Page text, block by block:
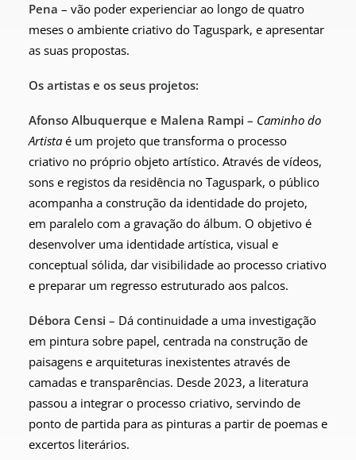
Pena – vão poder experienciar ao longo de quatro
meses o ambiente criativo do Taguspark, e apresentar
as suas propostas.
Os artistas e os seus projetos:
Afonso Albuquerque e Malena Rampi – Caminho do
Artista é um projeto que transforma o processo
criativo no próprio objeto artístico. Através de vídeos,
sons e registos da residência no Taguspark, o público
acompanha a construção da identidade do projeto,
em paralelo com a gravação do álbum. O objetivo é
desenvolver uma identidade artística, visual e
conceptual sólida, dar visibilidade ao processo criativo
e preparar um regresso estruturado aos palcos.
Débora Censi – Dá continuidade a uma investigação
em pintura sobre papel, centrada na construção de
paisagens e arquiteturas inexistentes através de
camadas e transparências. Desde 2023, a literatura
passou a integrar o processo criativo, servindo de
ponto de partida para as pinturas a partir de poemas e
excertos literários.